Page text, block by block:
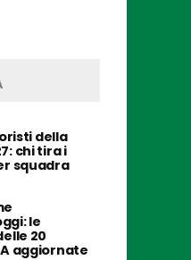
della
chi tira i
squadra
le
20
aggiornate